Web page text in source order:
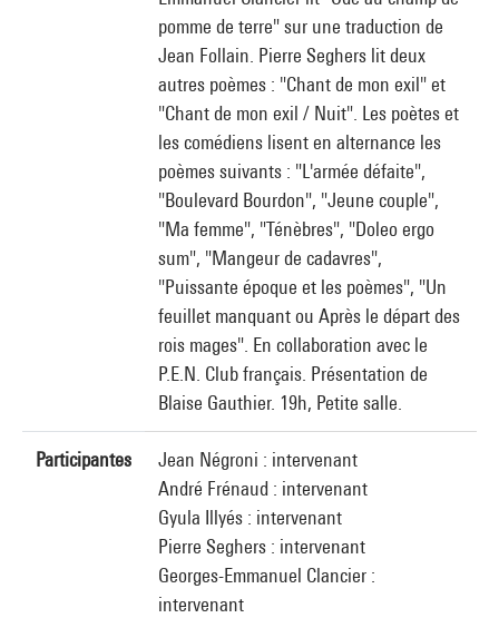
pomme de terre" sur une traduction de
Jean Follain. Pierre Seghers lit deux
autres poèmes : "Chant de mon exil" et
"Chant de mon exil / Nuit". Les poètes et
les comédiens lisent en alternance les
poèmes suivants : "L'armée défaite",
"Boulevard Bourdon", "Jeune couple",
"Ma femme", "Ténèbres", "Doleo ergo
sum", "Mangeur de cadavres",
"Puissante époque et les poèmes", "Un
feuillet manquant ou Après le départ des
rois mages". En collaboration avec le
P.E.N. Club français. Présentation de
Blaise Gauthier. 19h, Petite salle.
Participantes
Jean Négroni : intervenant
André Frénaud : intervenant
Gyula Illyés : intervenant
Pierre Seghers : intervenant
Georges-Emmanuel Clancier :
intervenant